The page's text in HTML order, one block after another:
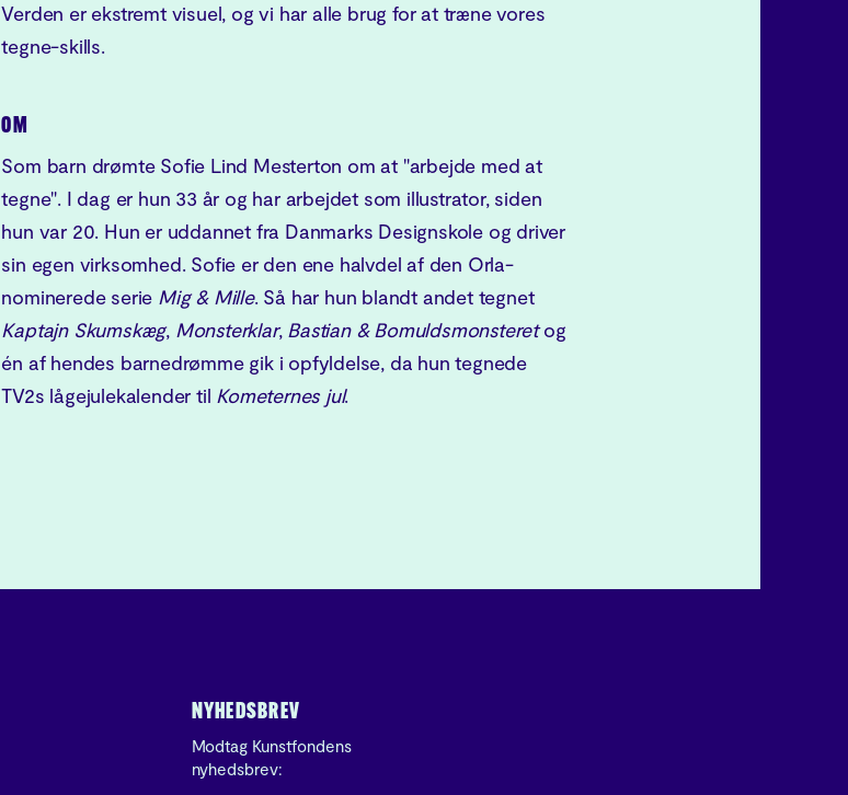
Verden er ekstremt visuel, og vi har alle brug for at træne vores
tegne-skills.
OM
Som barn drømte Sofie Lind Mesterton om at "arbejde med at
tegne". I dag er hun 33 år og har arbejdet som illustrator, siden
hun var 20. Hun er uddannet fra Danmarks Designskole og driver
sin egen virksomhed. Sofie er den ene halvdel af den Orla-
nominerede serie Mig & Mille. Så har hun blandt andet tegnet
Kaptajn Skumskæg, Monsterklar, Bastian & Bomuldsmonsteretog
én af hendes barnedrømme gik i opfyldelse, da hun tegnede
TV2s lågejulekalender til Kometernes jul.
NYHEDSBREV
Modtag Kunstfondens
nyhedsbrev: